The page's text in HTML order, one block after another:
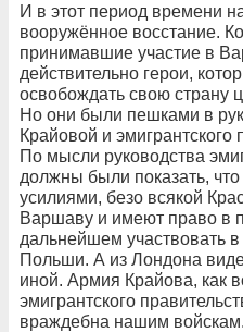
И в этот период времени
вооружённое восстание.
принимавшие участие в
действительно герои,
освобождать свою страну
Но они были пешками в
Крайовой и эмигрантского
По мысли руководства
должны были показать,
усилиями, безо всякой
Варшаву и имеют право в
дальнейшем участвовать
Польши. А из Лондона
иной. Армия Крайова, как
эмигрантского
враждебна нашим войскам.